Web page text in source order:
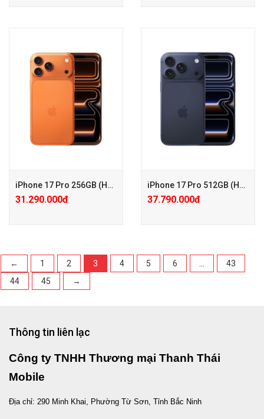
+ Hotsale giảm 200.000đ (Giá
đã giảm)
+ KM1: Củ Sạc Chính Hãng
+ KM2: Phiếu Giảm Giá PK
+ Care mở rộng 24 Tháng chỉ
với 350k
+ KM1: Củ Sạc Chính Hãng
+ KM2: Phiếu Giảm Giá PK
+ Hotsale giảm 500.000đ (Giá
đã giảm)
+ KM1: Củ Sạc Chính Hãng
+ KM2: Phiếu Giảm Giá PK
+ Care mở rộng 24 Tháng chỉ
với 350k
+ KM1: Củ Sạc Chính Hãng
+ KM2: Phiếu Giảm Giá PK
iPhone 17 Pro 256GB (Hàng công ty VN/A)
31.290.000đ
+ Tặng PGG PK 100.000đ
iPhone 17 Pro 512GB (Hàng công ty VN/A)
37.790.000đ
← 1 2 3 4 5 6
43
44
45 →
Thông tin liên lạc
Công ty TNHH Thương mại Thanh Thái
Mobile
Địa chỉ: 290 Minh Khai, Phường Từ Sơn, Tỉnh Bắc Ninh